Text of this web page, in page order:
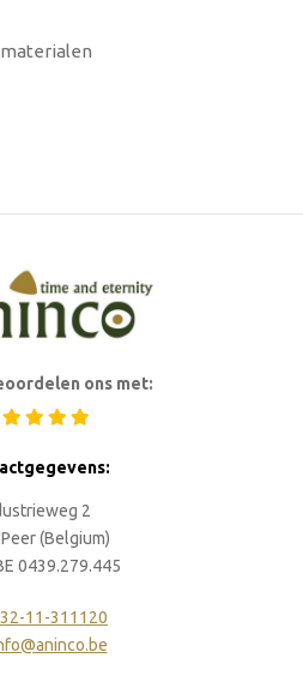
ons met:
2
(Belgium)
0439.279.445
11-311120